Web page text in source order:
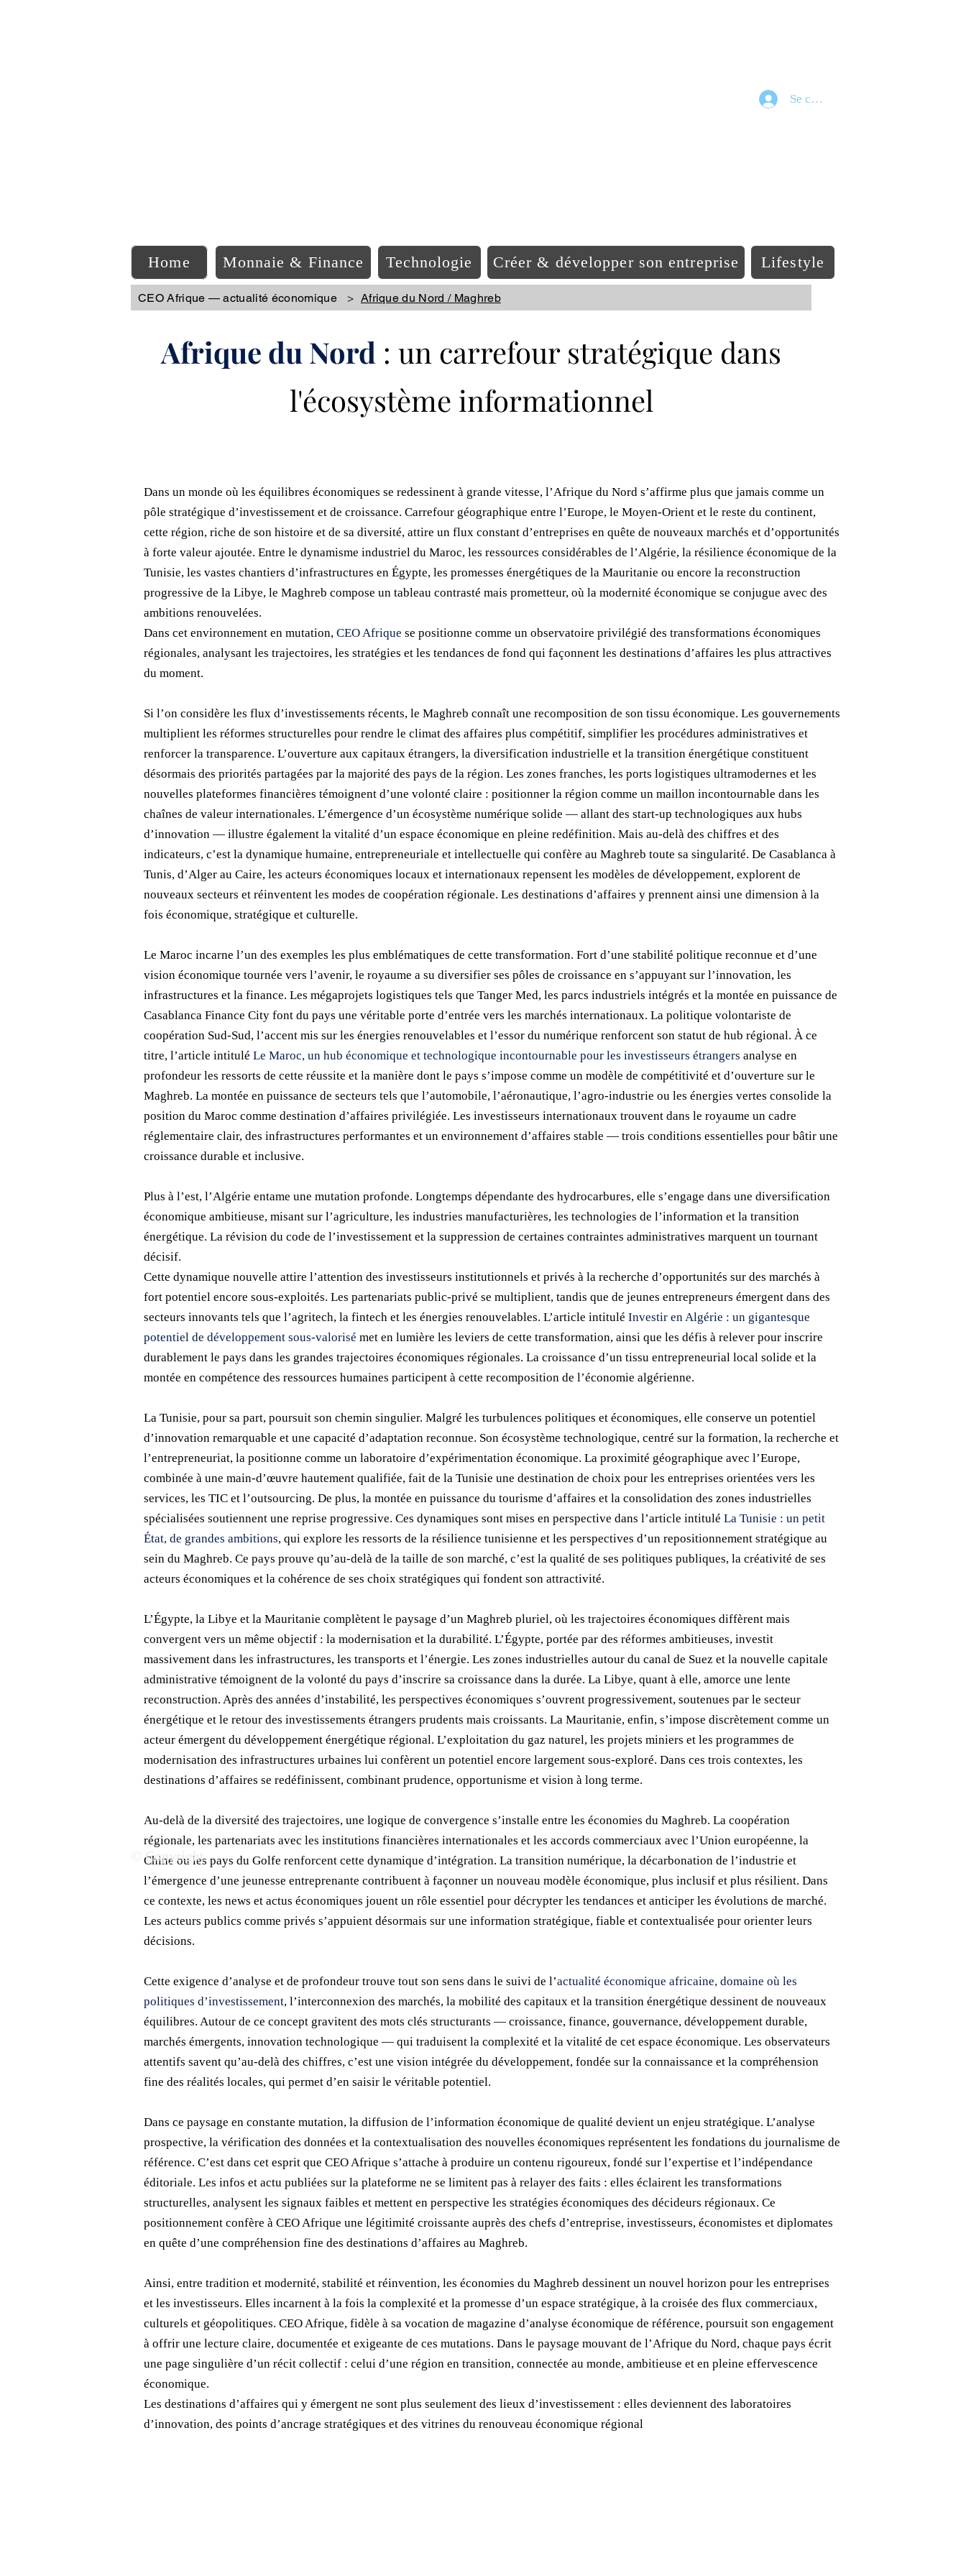
Se connecter
Home Monnaie & Finance Technologie Créer & développer son entreprise Lifestyle
CEO Afrique — actualité économique > Afrique du Nord / Maghreb
Afrique du Nord : un carrefour stratégique dans
l'écosystème informationnel
Dans un monde où les équilibres économiques se redessinent à grande vitesse, l’Afrique du Nord s’affirme plus que jamais comme un
pôle stratégique d’investissement et de croissance. Carrefour géographique entre l’Europe, le Moyen-Orient et le reste du continent,
cette région, riche de son histoire et de sa diversité, attire un flux constant d’entreprises en quête de nouveaux marchés et d’opportunités
à forte valeur ajoutée. Entre le dynamisme industriel du Maroc, les ressources considérables de l’Algérie, la résilience économique de la
Tunisie, les vastes chantiers d’infrastructures en Égypte, les promesses énergétiques de la Mauritanie ou encore la reconstruction
progressive de la Libye, le Maghreb compose un tableau contrasté mais prometteur, où la modernité économique se conjugue avec des
ambitions renouvelées.
Dans cet environnement en mutation, CEO Afrique se positionne comme un observatoire privilégié des transformations économiques
régionales, analysant les trajectoires, les stratégies et les tendances de fond qui façonnent les destinations d’affaires les plus attractives
du moment.
Si l’on considère les flux d’investissements récents, le Maghreb connaît une recomposition de son tissu économique. Les gouvernements
multiplient les réformes structurelles pour rendre le climat des affaires plus compétitif, simplifier les procédures administratives et
renforcer la transparence. L’ouverture aux capitaux étrangers, la diversification industrielle et la transition énergétique constituent
désormais des priorités partagées par la majorité des pays de la région. Les zones franches, les ports logistiques ultramodernes et les
nouvelles plateformes financières témoignent d’une volonté claire : positionner la région comme un maillon incontournable dans les
chaînes de valeur internationales. L’émergence d’un écosystème numérique solide — allant des start-up technologiques aux hubs
d’innovation — illustre également la vitalité d’un espace économique en pleine redéfinition. Mais au-delà des chiffres et des
indicateurs, c’est la dynamique humaine, entrepreneuriale et intellectuelle qui confère au Maghreb toute sa singularité. De Casablanca à
Tunis, d’Alger au Caire, les acteurs économiques locaux et internationaux repensent les modèles de développement, explorent de
nouveaux secteurs et réinventent les modes de coopération régionale. Les destinations d’affaires y prennent ainsi une dimension à la
fois économique, stratégique et culturelle.
Le Maroc incarne l’un des exemples les plus emblématiques de cette transformation. Fort d’une stabilité politique reconnue et d’une
vision économique tournée vers l’avenir, le royaume a su diversifier ses pôles de croissance en s’appuyant sur l’innovation, les
infrastructures et la finance. Les mégaprojets logistiques tels que Tanger Med, les parcs industriels intégrés et la montée en puissance de
Casablanca Finance City font du pays une véritable porte d’entrée vers les marchés internationaux. La politique volontariste de
coopération Sud-Sud, l’accent mis sur les énergies renouvelables et l’essor du numérique renforcent son statut de hub régional. À ce
titre, l’article intitulé Le Maroc, un hub économique et technologique incontournable pour les investisseurs étrangers analyse en
profondeur les ressorts de cette réussite et la manière dont le pays s’impose comme un modèle de compétitivité et d’ouverture sur le
Maghreb. La montée en puissance de secteurs tels que l’automobile, l’aéronautique, l’agro-industrie ou les énergies vertes consolide la
position du Maroc comme destination d’affaires privilégiée. Les investisseurs internationaux trouvent dans le royaume un cadre
réglementaire clair, des infrastructures performantes et un environnement d’affaires stable — trois conditions essentielles pour bâtir une
croissance durable et inclusive.
Plus à l’est, l’Algérie entame une mutation profonde. Longtemps dépendante des hydrocarbures, elle s’engage dans une diversification
économique ambitieuse, misant sur l’agriculture, les industries manufacturières, les technologies de l’information et la transition
énergétique. La révision du code de l’investissement et la suppression de certaines contraintes administratives marquent un tournant
décisif.
Cette dynamique nouvelle attire l’attention des investisseurs institutionnels et privés à la recherche d’opportunités sur des marchés à
fort potentiel encore sous-exploités. Les partenariats public-privé se multiplient, tandis que de jeunes entrepreneurs émergent dans des
secteurs innovants tels que l’agritech, la fintech et les énergies renouvelables. L’article intitulé Investir en Algérie : un gigantesque
potentiel de développement sous-valorisé met en lumière les leviers de cette transformation, ainsi que les défis à relever pour inscrire
durablement le pays dans les grandes trajectoires économiques régionales. La croissance d’un tissu entrepreneurial local solide et la
montée en compétence des ressources humaines participent à cette recomposition de l’économie algérienne.
La Tunisie, pour sa part, poursuit son chemin singulier. Malgré les turbulences politiques et économiques, elle conserve un potentiel
d’innovation remarquable et une capacité d’adaptation reconnue. Son écosystème technologique, centré sur la formation, la recherche et
l’entrepreneuriat, la positionne comme un laboratoire d’expérimentation économique. La proximité géographique avec l’Europe,
combinée à une main-d’œuvre hautement qualifiée, fait de la Tunisie une destination de choix pour les entreprises orientées vers les
services, les TIC et l’outsourcing. De plus, la montée en puissance du tourisme d’affaires et la consolidation des zones industrielles
spécialisées soutiennent une reprise progressive. Ces dynamiques sont mises en perspective dans l’article intitulé La Tunisie : un petit
État, de grandes ambitions, qui explore les ressorts de la résilience tunisienne et les perspectives d’un repositionnement stratégique au
sein du Maghreb. Ce pays prouve qu’au-delà de la taille de son marché, c’est la qualité de ses politiques publiques, la créativité de ses
acteurs économiques et la cohérence de ses choix stratégiques qui fondent son attractivité.
L’Égypte, la Libye et la Mauritanie complètent le paysage d’un Maghreb pluriel, où les trajectoires économiques diffèrent mais
convergent vers un même objectif : la modernisation et la durabilité. L’Égypte, portée par des réformes ambitieuses, investit
massivement dans les infrastructures, les transports et l’énergie. Les zones industrielles autour du canal de Suez et la nouvelle capitale
administrative témoignent de la volonté du pays d’inscrire sa croissance dans la durée. La Libye, quant à elle, amorce une lente
reconstruction. Après des années d’instabilité, les perspectives économiques s’ouvrent progressivement, soutenues par le secteur
énergétique et le retour des investissements étrangers prudents mais croissants. La Mauritanie, enfin, s’impose discrètement comme un
acteur émergent du développement énergétique régional. L’exploitation du gaz naturel, les projets miniers et les programmes de
modernisation des infrastructures urbaines lui confèrent un potentiel encore largement sous-exploré. Dans ces trois contextes, les
destinations d’affaires se redéfinissent, combinant prudence, opportunisme et vision à long terme.
Au-delà de la diversité des trajectoires, une logique de convergence s’installe entre les économies du Maghreb. La coopération
régionale, les partenariats avec les institutions financières internationales et les accords commerciaux avec l’Union européenne, la
Chine ou les pays du Golfe renforcent cette dynamique d’intégration. La transition numérique, la décarbonation de l’industrie et
l’émergence d’une jeunesse entreprenante contribuent à façonner un nouveau modèle économique, plus inclusif et plus résilient. Dans
ce contexte, les news et actus économiques jouent un rôle essentiel pour décrypter les tendances et anticiper les évolutions de marché.
Les acteurs publics comme privés s’appuient désormais sur une information stratégique, fiable et contextualisée pour orienter leurs
décisions.
Cette exigence d’analyse et de profondeur trouve tout son sens dans le suivi de l’actualité économique africaine, domaine où les
politiques d’investissement, l’interconnexion des marchés, la mobilité des capitaux et la transition énergétique dessinent de nouveaux
équilibres. Autour de ce concept gravitent des mots clés structurants — croissance, finance, gouvernance, développement durable,
marchés émergents, innovation technologique — qui traduisent la complexité et la vitalité de cet espace économique. Les observateurs
attentifs savent qu’au-delà des chiffres, c’est une vision intégrée du développement, fondée sur la connaissance et la compréhension
fine des réalités locales, qui permet d’en saisir le véritable potentiel.
Dans ce paysage en constante mutation, la diffusion de l’information économique de qualité devient un enjeu stratégique. L’analyse
prospective, la vérification des données et la contextualisation des nouvelles économiques représentent les fondations du journalisme de
référence. C’est dans cet esprit que CEO Afrique s’attache à produire un contenu rigoureux, fondé sur l’expertise et l’indépendance
éditoriale. Les infos et actu publiées sur la plateforme ne se limitent pas à relayer des faits : elles éclairent les transformations
structurelles, analysent les signaux faibles et mettent en perspective les stratégies économiques des décideurs régionaux. Ce
positionnement confère à CEO Afrique une légitimité croissante auprès des chefs d’entreprise, investisseurs, économistes et diplomates
en quête d’une compréhension fine des destinations d’affaires au Maghreb.
Ainsi, entre tradition et modernité, stabilité et réinvention, les économies du Maghreb dessinent un nouvel horizon pour les entreprises
et les investisseurs. Elles incarnent à la fois la complexité et la promesse d’un espace stratégique, à la croisée des flux commerciaux,
culturels et géopolitiques. CEO Afrique, fidèle à sa vocation de magazine d’analyse économique de référence, poursuit son engagement
à offrir une lecture claire, documentée et exigeante de ces mutations. Dans le paysage mouvant de l’Afrique du Nord, chaque pays écrit
une page singulière d’un récit collectif : celui d’une région en transition, connectée au monde, ambitieuse et en pleine effervescence
économique.
Les destinations d’affaires qui y émergent ne sont plus seulement des lieux d’investissement : elles deviennent des laboratoires
d’innovation, des points d’ancrage stratégiques et des vitrines du renouveau économique régional
© Copyright